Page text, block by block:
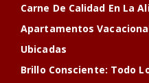
Carne De Calidad En La
Apartamentos
Ubicadas
Brillo Consciente: Todo